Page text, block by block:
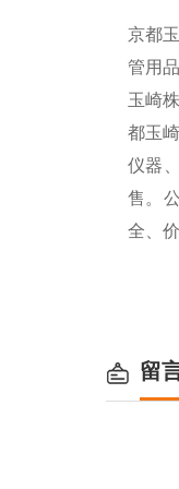
京都
管用
玉崎
都玉
仪器
售。
全、
留